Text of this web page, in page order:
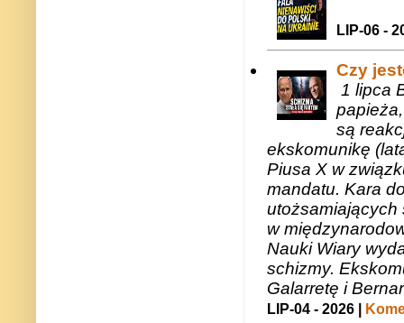
LIP-06 -
Czy
1 lipca
są
ekskomunikę
Piusa X w
mandatu. Kara
utożsamiających
w
Nauki Wiary
schizmy.
Galarretę i
LIP-04 - 2026 |